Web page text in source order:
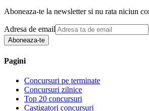
Aboneaza-te la newsletter si nu rata niciun
Adresa de email
Aboneaza-te
Pagini
Concursuri pe terminate
Concursuri zilnice
Top 20 concursuri
Castigatori concursuri